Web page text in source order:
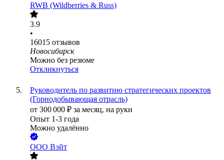
RWB (Wildberries & Russ)
3.9
•
16015 отзывов
Новосибирск
Можно без резюме
Откликнуться
Руководитель по развитию стратегических проектов
(Горнодобывающая отрасль)
от 300 000 ₽ за месяц, на руки
Опыт 1-3 года
Можно удалённо
ООО Вэйт